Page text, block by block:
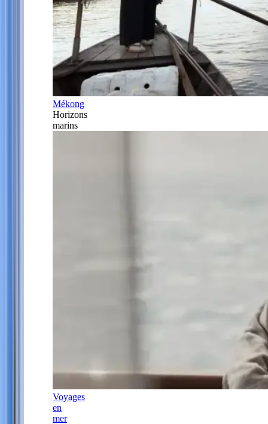
Mékong
Horizons
marins
Voyages
en
mer